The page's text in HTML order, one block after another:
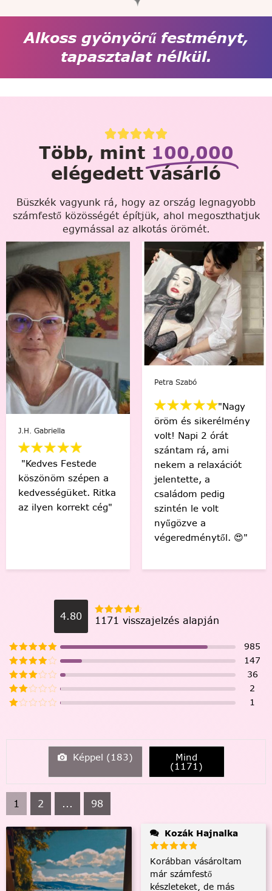
Alkoss gyönyörű festményt,
tapasztalat nélkül.
Több, mint 100,000
elégedett vásárló
Büszkék vagyunk rá, hogy az ország legnagyobb
számfestő közösségét építjük, ahol megoszthatjuk
egymással az alkotás örömét.
Viki Vas-Lukács
"Kedvenc egyéni
számfestőmmel 🥰
tökéletes lett,
élmény volt minden
egyes ecsetvonás!
Köszönöm Festede!
Mikus Bernadett
"Minden percében
egy igazi festő
“művésznek”
éreztem magam.
Soha nem hittem
volna, hogy egy ilyen
alkotást festéssel
meg tudok csinálni.
🙂"
4.80 1171 visszajelzés alapján
985
147
36
2
1
Képpel (183) Mind
(1171)
1 2 ... 98
Kozák Hajnalka
Korábban vásároltam
már számfestő
készleteket, de más